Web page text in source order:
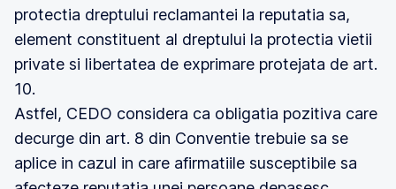
protectia dreptului reclamantei la reputatia sa,
element constituent al dreptului la protectia vietii
private si libertatea de exprimare protejata de art.
10.
Astfel, CEDO considera ca obligatia pozitiva care
decurge din art. 8 din Conventie trebuie sa se
aplice in cazul in care afirmatiile susceptibile sa